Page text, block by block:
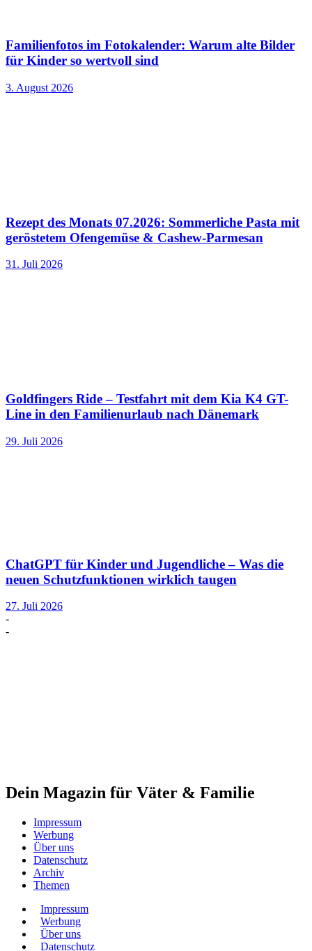
Familienfotos im Fotokalender: Warum alte Bilder
für Kinder so wertvoll sind
3. August 2026
Rezept des Monats 07.2026: Sommerliche Pasta mit
geröstetem Ofengemüse & Cashew-Parmesan
31. Juli 2026
Goldfingers Ride – Testfahrt mit dem Kia K4 GT-
Line in den Familienurlaub nach Dänemark
29. Juli 2026
ChatGPT für Kinder und Jugendliche – Was die
neuen Schutzfunktionen wirklich taugen
27. Juli 2026
-
-
Dein Magazin für Väter & Familie
Impressum
Werbung
Über uns
Datenschutz
Archiv
Themen
Impressum
Werbung
Über uns
Datenschutz